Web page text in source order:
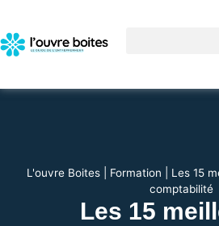
L'ouvre Boites Formation
Les 15
comptabilité
Les 15